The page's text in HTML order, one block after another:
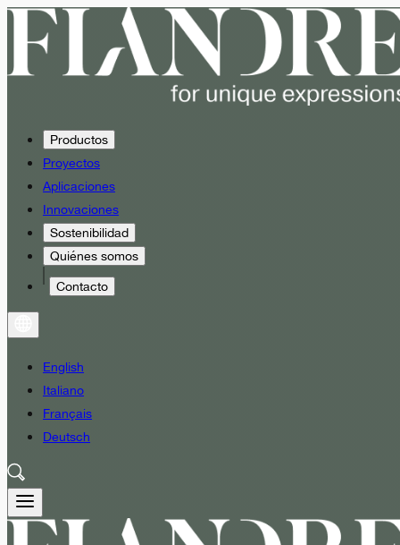
Productos
Proyectos
Aplicaciones
Innovaciones
Sostenibilidad
Quiénes somos
Contacto
English
Italiano
Français
Deutsch